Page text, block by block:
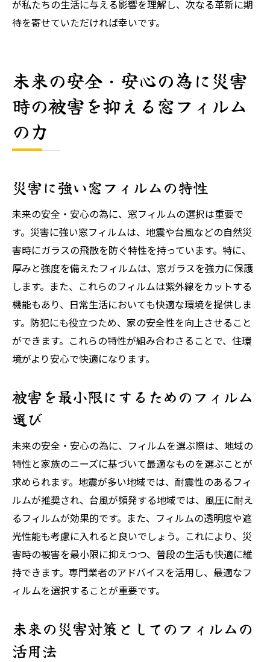
が私たちの生活に与える影響を理解し、次なる革新に期
待を寄せていただければ幸いです。
未来の安全・安心の為に災害
時の被害を抑える窓フィルム
の力
災害に強い窓フィルムの特性
未来の安全・安心の為に、窓フィルムの選択は重要で
す。災害に強い窓フィルムは、地震や台風などの自然災
害時にガラスの飛散を防ぐ特性を持っています。特に、
厚みと強度を備えたフィルムは、窓ガラスを強力に保護
します。また、これらのフィルムは紫外線をカットする
機能もあり、日常生活においても快適な環境を提供しま
す。防犯にも役立つため、家の安全性を向上させること
ができます。これらの特性が組み合わさることで、住環
境がより安心で快適になります。
被害を最小限にするためのフィルム
選び
未来の安全・安心の為に、フィルムを選ぶ際は、地域の
特性と家族のニーズに基づいて最適なものを選ぶことが
求められます。地震が多い地域では、耐震性のあるフィ
ルムが推奨され、台風が頻発する地域では、風圧に耐え
るフィルムが効果的です。また、フィルムの透明度や遮
光性能も考慮に入れると良いでしょう。これにより、災
害時の被害を最小限に抑えつつ、普段の生活も快適に維
持できます。専門業者のアドバイスを活用し、最適なフ
ィルムを選択することが重要です。
未来の災害対策としてのフィルムの
活用法